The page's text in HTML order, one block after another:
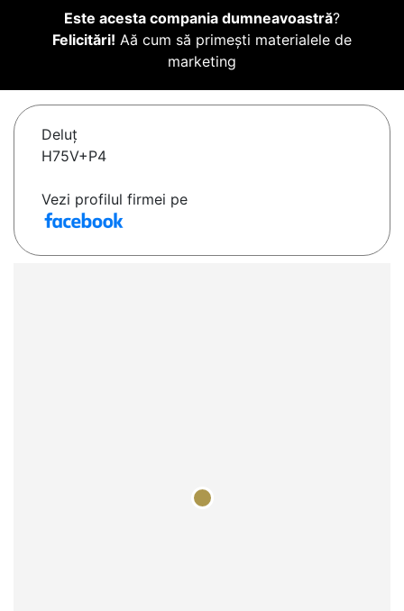
Este acesta compania dumneavoastră?
Felicitări! Aă cum să primești materialele de
marketing
Deluţ
H75V+P4
Vezi profilul firmei pe